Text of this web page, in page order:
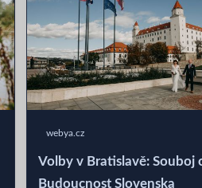
webya.cz
Volby v Bratislavě: Souboj
Budoucnost Slovenska